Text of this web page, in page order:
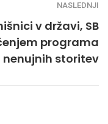
NASLEDNJI
v državi, SB
programa
nenujnih storitev